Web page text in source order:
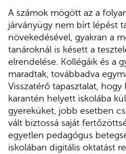
A számok mögött az a
járványügy nem bírt lépést
növekedésével, gyakran a
tanároknál is késett a
elrendelése. Kollégáik és a
maradtak, továbbadva
Visszatérő tapasztalat,
karantén helyett iskolába
gyereküket, jobb esetben
vált biztossá saját
egyetlen pedagógus
iskolában digitális oktatást